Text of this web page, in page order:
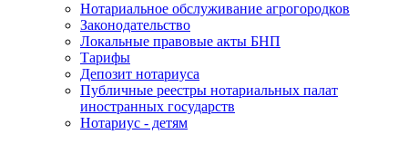
Нотариальное обслуживание агрогородков
Законодательство
Локальные правовые акты БНП
Тарифы
Депозит нотариуса
Публичные реестры нотариальных палат
иностранных государств
Нотариус - детям